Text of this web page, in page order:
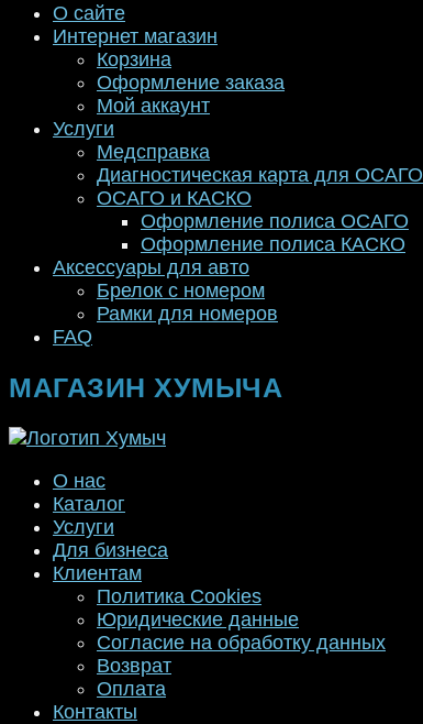
О сайте
Интернет магазин
Корзина
Оформление заказа
Мой аккаунт
Услуги
Медсправка
Диагностическая карта для ОСАГО
ОСАГО и КАСКО
Оформление полиса ОСАГО
Оформление полиса КАСКО
Аксессуары для авто
Брелок с номером
Рамки для номеров
FAQ
МАГАЗИН ХУМЫЧА
О нас
Каталог
Услуги
Для бизнеса
Клиентам
Политика Cookies
Юридические данные
Согласие на обработку данных
Возврат
Оплата
Контакты